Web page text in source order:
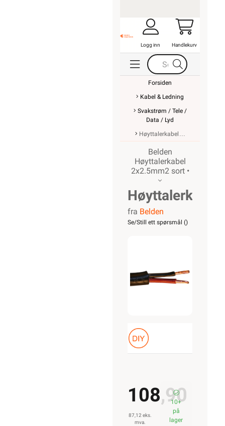
Logg inn Handlekurv
Forsiden
Kabel & Ledning
Svakstrøm / Tele /
Data / Lyd
Høyttalerkabel
Belden
Høyttalerkabel
2x2.5mm2 sort •
Høyttalerkabel
2x2.5mm2
fra Belden
Se/Still ett spørsmål ()
108,90
87,12 eks.
mva.
10+
på
lager